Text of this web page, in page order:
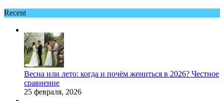
Recent
Весна или лето: когда и почём жениться в 2026? Честное
сравнение
25 февраля, 2026